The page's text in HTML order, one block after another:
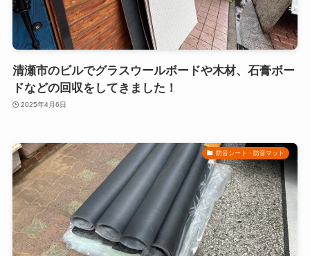
清瀬市のビルでグラスウールボードや木材、石膏ボー
ドなどの回収をしてきました！
2025年4月6日
防音シート・防音マット